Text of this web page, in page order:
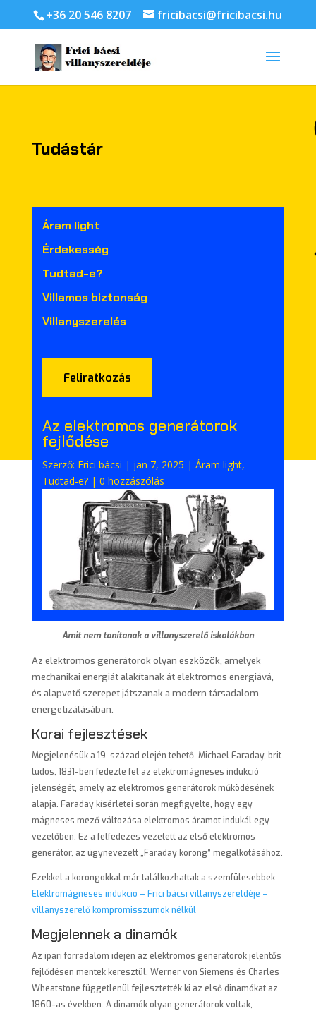
+36 20 546 8207 fricibacsi@fricibacsi.hu
Tudástár
Áram light
Érdekesség
Tudtad-e?
Villamos biztonság
Villanyszerelés
Feliratkozás
Az elektromos generátorok
fejlődése
Szerző: Frici bácsi | jan 7, 2025 | Áram light,
Tudtad-e?| 0 hozzászólás
Amit nem tanítanak a villanyszerelő iskolákban
Az elektromos generátorok olyan eszközök, amelyek
mechanikai energiát alakítanak át elektromos energiává,
és alapvető szerepet játszanak a modern társadalom
energetizálásában.
Korai fejlesztések
Megjelenésük a 19. század elején tehető. Michael Faraday, brit
tudós, 1831-ben fedezte fel az elektromágneses indukció
jelenségét, amely az elektromos generátorok működésének
alapja. Faraday kísérletei során megfigyelte, hogy egy
mágneses mező változása elektromos áramot indukál egy
vezetőben. Ez a felfedezés vezetett az első elektromos
generátor, az úgynevezett „Faraday korong” megalkotásához.
Ezekkel a korongokkal már találkozhattak a szemfülesebbek:
Elektromágneses indukció – Frici bácsi villanyszereldéje –
villanyszerelő kompromisszumok nélkül
Megjelennek a dinamók
Az ipari forradalom idején az elektromos generátorok jelentős
fejlődésen mentek keresztül. Werner von Siemens és Charles
Wheatstone függetlenül fejlesztették ki az első dinamókat az
1860-as években. A dinamók olyan generátorok voltak,